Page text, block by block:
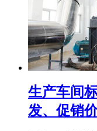
生产车间
发、促销